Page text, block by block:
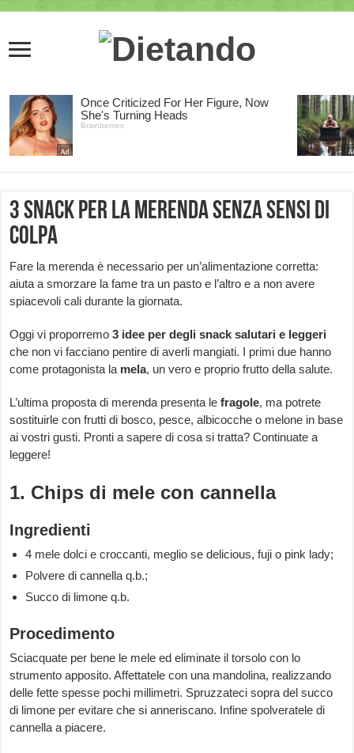
3 snack per la merenda senza sensi di
colpa
Fare la merenda è necessario per un’alimentazione corretta:
aiuta a smorzare la fame tra un pasto e l’altro e a non avere
spiacevoli cali durante la giornata.
Oggi vi proporremo3 idee per degli snack salutari e leggeri
che non vi facciano pentire di averli mangiati. I primi due hanno
come protagonista la mela, un vero e proprio frutto della salute.
L’ultima proposta di merenda presenta le fragole, ma potrete
sostituirle con frutti di bosco, pesce, albicocche o melone in base
ai vostri gusti. Pronti a sapere di cosa si tratta? Continuate a
leggere!
1. Chips di mele con cannella
Ingredienti
4 mele dolci e croccanti, meglio se delicious, fuji o pink lady;
Polvere di cannella q.b.;
Succo di limone q.b.
Procedimento
Sciacquate per bene le mele ed eliminate il torsolo con lo
strumento apposito. Affettatele con una mandolina, realizzando
delle fette spesse pochi millimetri. Spruzzateci sopra del succo
di limone per evitare che si anneriscano. Infine spolveratele di
cannella a piacere.